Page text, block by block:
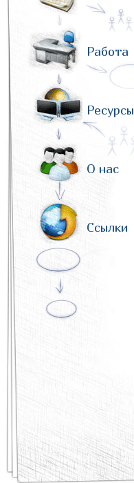
Работа
Ресурсы
О нас
Ссылки